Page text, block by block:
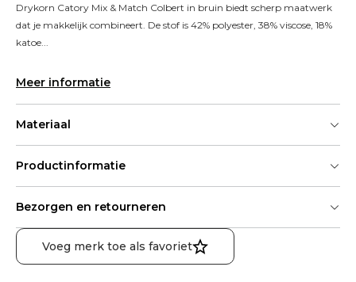
Drykorn Catory Mix & Match Colbert in bruin biedt scherp maatwerk
dat je makkelijk combineert. De stof is 42% polyester, 38% viscose, 18%
katoe...
Meer informatie
Materiaal
Productinformatie
Bezorgen en retourneren
Voeg merk toe als favoriet